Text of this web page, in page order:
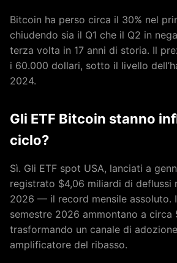
Bitcoin ha perso circa il 30% nel
chiudendo sia il Q1 che il Q2 in
terza volta in 17 anni di storia. Il
i 60.000 dollari, sotto il livello
2024.
Gli ETF Bitcoin stanno
ciclo?
Sì. Gli ETF spot USA, lanciati a
registrato $4,06 miliardi di deflussi
2026 — il record mensile assoluto.
semestre 2026 ammontano a
trasformando un canale di
amplificatore del ribasso.